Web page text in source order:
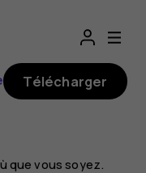
Télécharger
que vous soyez.